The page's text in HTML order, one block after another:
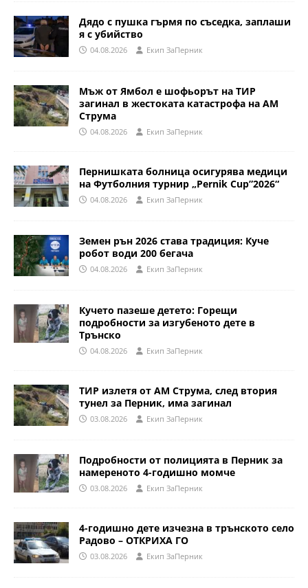
Дядо с пушка гърмя по съседка, заплаши
я с убийство
04.08.2026 Eкип ЗаПерник
Мъж от Ямбол е шофьорът на ТИР
загинал в жестоката катастрофа на АМ
Струма
04.08.2026 Eкип ЗаПерник
Пернишката болница осигурява медици
на Футболния турнир „Pernik Cup”2026“
04.08.2026 Eкип ЗаПерник
Земен рън 2026 става традиция: Куче
робот води 200 бегача
04.08.2026 Eкип ЗаПерник
Кучето пазеше детето: Горещи
подробности за изгубеното дете в
Трънско
04.08.2026 Eкип ЗаПерник
ТИР излетя от АМ Струма, след втория
тунел за Перник, има загинал
03.08.2026 Eкип ЗаПерник
Подробности от полицията в Перник за
намереното 4-годишно момче
03.08.2026 Eкип ЗаПерник
4-годишно дете изчезна в трънското село
Радово – ОТКРИХА ГО
03.08.2026 Eкип ЗаПерник